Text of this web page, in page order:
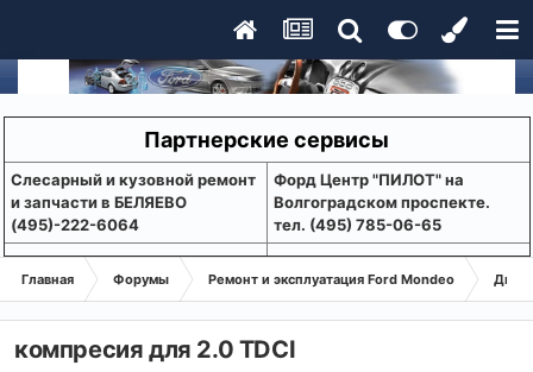
Партнерские сервисы
Слесарный и кузовной ремонт
и запчасти в БЕЛЯЕВО
(495)-222-6064
Форд Центр "ПИЛОТ" на
Волгоградском проспекте.
тел. (495) 785-06-65
Главная Форумы Ремонт и эксплуатация Ford Mondeo
компресия для 2.0 TDCI